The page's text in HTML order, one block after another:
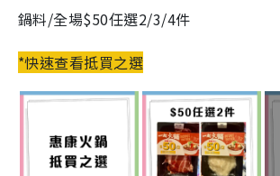
鍋料/全場$50任選2/3/4件
*快速查看抵買之選